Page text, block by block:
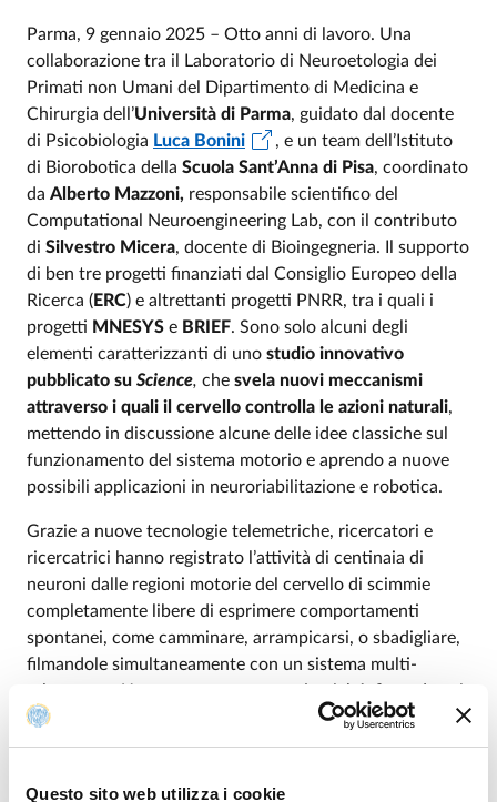
Questo sito web utilizza i cookie
Parma, 9 gennaio 2025 – Otto anni di lavoro. Una
collaborazione tra il Laboratorio di Neuroetologia dei
Primati non Umani del Dipartimento di Medicina e
Chirurgia dell’Università di Parma, guidato dal docente
di Psicobiologia Luca Bonini
, e un team dell’Istituto
di Biorobotica della Scuola Sant’Anna di Pisa, coordinato
da Alberto Mazzoni, responsabile scientifico del
Computational Neuroengineering Lab, con il contributo
di Silvestro Micera, docente di Bioingegneria. Il supporto
di ben tre progetti finanziati dal Consiglio Europeo della
Ricerca (ERC) e altrettanti progetti PNRR, tra i quali i
progetti MNESYS e BRIEF. Sono solo alcuni degli
elementi caratterizzanti di uno studio innovativo
pubblicato su Science, che svela nuovi meccanismi
attraverso i quali il cervello controlla le azioni naturali,
mettendo in discussione alcune delle idee classiche sul
funzionamento del sistema motorio e aprendo a nuove
possibili applicazioni in neuroriabilitazione e robotica.
Grazie a nuove tecnologie telemetriche, ricercatori e
ricercatrici hanno registrato l’attività di centinaia di
neuroni dalle regioni motorie del cervello di scimmie
completamente libere di esprimere comportamenti
spontanei, come camminare, arrampicarsi, o sbadigliare,
filmandole simultaneamente con un sistema multi-
le tecnologie a disposizione costringevano a studiare
cervelli immobili durante azioni apprese e stereotipate,
movimenti spontanei in situazioni naturali. “